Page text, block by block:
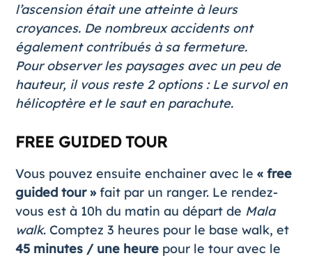
l’ascension était une atteinte à leurs
croyances. De nombreux accidents ont
également contribués à sa fermeture.
Pour observer les paysages avec un peu de
hauteur, il vous reste 2 options : Le survol en
hélicoptèreet le saut en parachute.
FREE GUIDED TOUR
Vous pouvez ensuite enchainer avec le « free
guided tour »fait par un ranger. Le rendez-
vous est à 10h du matin au départ de Mala
walk. Comptez 3 heures pour le base walk, et
45 minutes / une heurepour le tour avec le